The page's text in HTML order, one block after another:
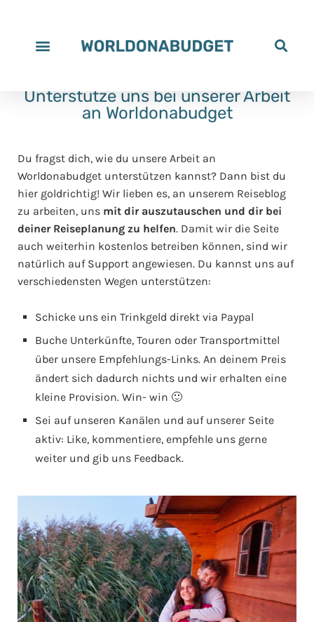
Unterstütze uns bei unserer Arbeit
an Worldonabudget
Du fragst dich, wie du unsere Arbeit an
Worldonabudget unterstützen kannst? Dann bist du
hier goldrichtig! Wir lieben es, an unserem Reiseblog
zu arbeiten, uns mit dir auszutauschen und dir bei
deiner Reiseplanung zu helfen. Damit wir die Seite
auch weiterhin kostenlos betreiben können, sind wir
natürlich auf Support angewiesen. Du kannst uns auf
verschiedensten Wegen unterstützen:
Schicke uns ein Trinkgeld direkt via Paypal
Buche Unterkünfte, Touren oder Transportmittel
über unsere Empfehlungs-Links. An deinem Preis
ändert sich dadurch nichts und wir erhalten eine
kleine Provision. Win- win 🙂
Sei auf unseren Kanälen und auf unserer Seite
aktiv: Like, kommentiere, empfehle uns gerne
weiter und gib uns Feedback.